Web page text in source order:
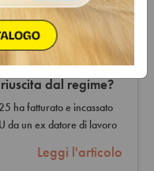
CU per attività
dal regime?
ha fatturato e incassato
da un ex datore di lavoro
Leggi l'articolo